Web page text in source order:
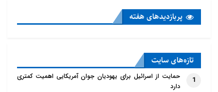
پربازدید‌های هفته
تازه‌‌های سایت
1
حمایت از اسرائیل برای یهودیان جوان آمریکایی اهمیت کمتری
دارد